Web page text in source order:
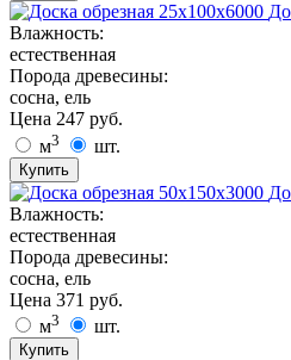
Влажность:
естественная
Порода древесины:
сосна, ель
Цена 247 руб.
м3 шт.
Купить
Влажность:
естественная
Порода древесины:
сосна, ель
Цена 371 руб.
м3 шт.
Купить